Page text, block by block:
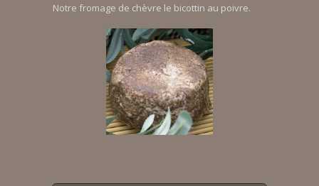
Notre fromage de chèvre le bicottin au poivre.